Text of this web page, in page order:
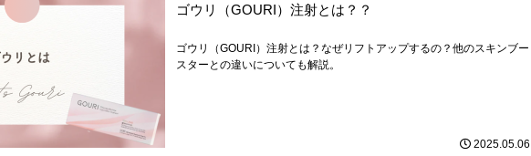
ゴウリ（GOURI）注射とは？？
ゴウリ（GOURI）注射とは？なぜリフトアップするの？他のスキンブー
スターとの違いについても解説。
2025.05.06